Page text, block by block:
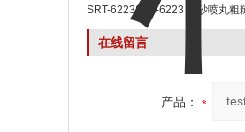
SRT-6223SRT-6223 喷砂喷丸粗
在线留言
产品：